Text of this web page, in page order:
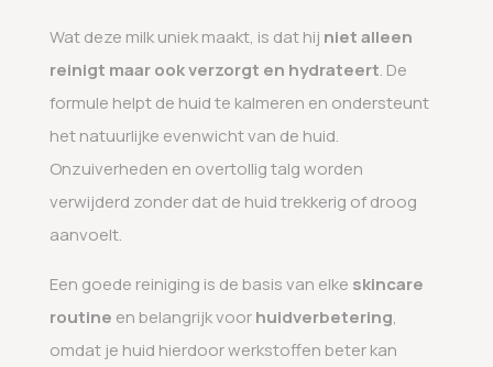
Wat deze milk uniek maakt, is dat hij niet alleen
reinigt maar ook verzorgt en hydrateert. De
formule helpt de huid te kalmeren en ondersteunt
het natuurlijke evenwicht van de huid.
Onzuiverheden en overtollig talg worden
verwijderd zonder dat de huid trekkerig of droog
aanvoelt.
Een goede reiniging is de basis van elke skincare
routine en belangrijk voorhuidverbetering,
omdat je huid hierdoor werkstoffen beter kan